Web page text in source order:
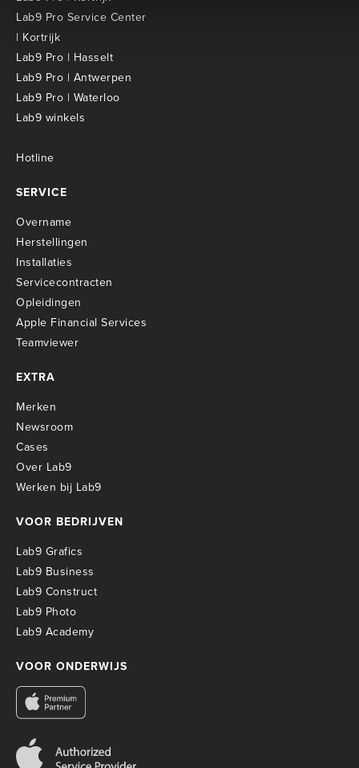
Lab9 Pro Service Center
| Kortrijk
Lab9 Pro | Hasselt
Lab9 Pro | Antwerpen
Lab9 Pro | Waterloo
Lab9 winkels
Hotline
SERVICE
Overname
Herstellingen
Installaties
Servicecontracten
Opleidingen
Apple Financial Services
Teamviewer
EXTRA
Merken
Newsroom
Cases
Over Lab9
Werken bij Lab9
VOOR BEDRIJVEN
Lab9 Grafics
Lab9 Business
Lab9 Construct
Lab9 Photo
Lab9 Academy
VOOR ONDERWIJS